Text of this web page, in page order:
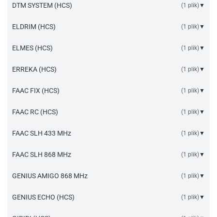
Instrukcja sterownik odbiornik LN_LT.pdf
DTM SYSTEM (HCS) (1 plik)▼
Instrukcja sterownik odbiornik LN_LT.pdf
ELDRIM (HCS) (1 plik)▼
Instrukcja sterownik odbiornik LN_LT.pdf
ELMES (HCS) (1 plik)▼
Instrukcja sterownik odbiornik LN_LT.pdf
ERREKA (HCS) (1 plik)▼
Instrukcja sterownik odbiornik LN_LT.pdf
FAAC FIX (HCS) (1 plik)▼
Instrukcja sterownik odbiornik LN_LT.pdf
FAAC RC (HCS) (1 plik)▼
Instrukcja sterownik odbiornik LN_LT.pdf
FAAC SLH 433 MHz (1 plik)▼
Instrukcja sterownik odbiornik LN_LT FAAC SLH.pdf
FAAC SLH 868 MHz (1 plik)▼
Instrukcja sterownik odbiornik LN_LT FAAC SLH.pdf
GENIUS AMIGO 868 MHz (1 plik)▼
Instrukcja sterownik odbiornik LN_LT GENIUS.pdf
GENIUS ECHO (HCS) (1 plik)▼